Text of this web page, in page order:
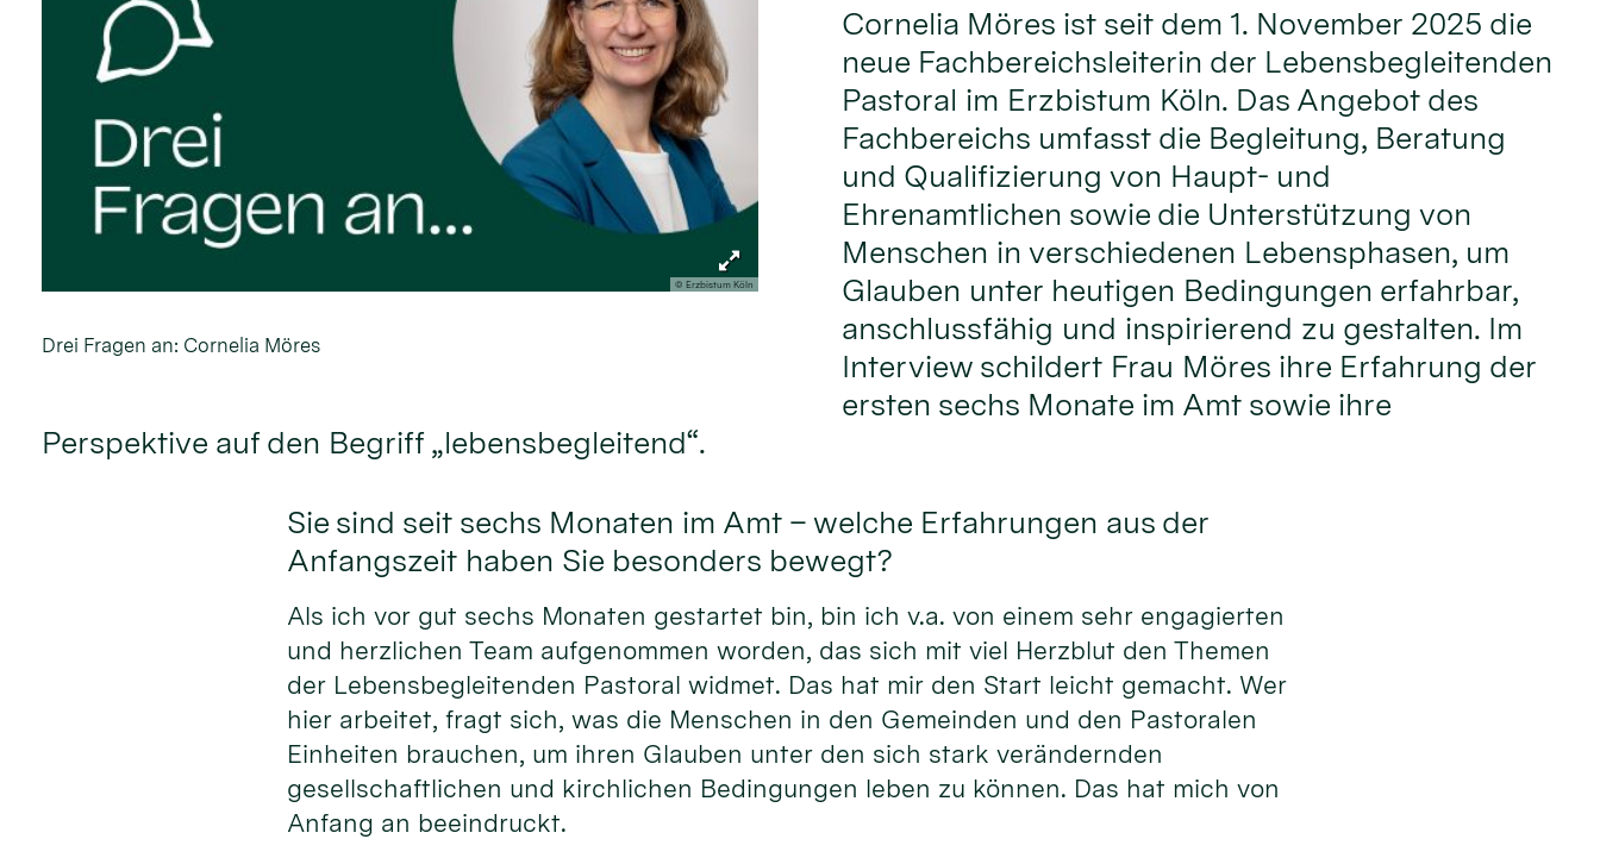
© Erzbistum Köln
Drei Fragen an: Cornelia Möres
Cornelia Möres ist seit dem 1. November 2025 die
neue Fachbereichsleiterin der Lebensbegleitenden
Pastoral im Erzbistum Köln. Das Angebot des
Fachbereichs umfasst die Begleitung, Beratung
und Qualifizierung von Haupt- und
Ehrenamtlichen sowie die Unterstützung von
Menschen in verschiedenen Lebensphasen, um
Glauben unter heutigen Bedingungen erfahrbar,
anschlussfähig und inspirierend zu gestalten. Im
Interview schildert Frau Möres ihre Erfahrung der
ersten sechs Monate im Amt sowie ihre
Perspektive auf den Begriff „lebensbegleitend“.
Sie sind seit sechs Monaten im Amt – welche Erfahrungen aus der
Anfangszeit haben Sie besonders bewegt?
Als ich vor gut sechs Monaten gestartet bin, bin ich v.a. von einem sehr engagierten
und herzlichen Team aufgenommen worden, das sich mit viel Herzblut den Themen
der Lebensbegleitenden Pastoral widmet. Das hat mir den Start leicht gemacht. Wer
hier arbeitet, fragt sich, was die Menschen in den Gemeinden und den Pastoralen
Einheiten brauchen, um ihren Glauben unter den sich stark verändernden
gesellschaftlichen und kirchlichen Bedingungen leben zu können. Das hat mich von
Anfang an beeindruckt.